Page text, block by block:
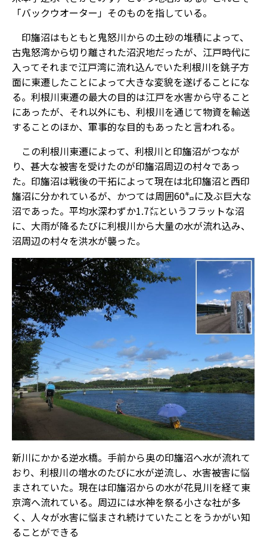
「バックウオーター」そのものを指している。
印旛沼はもともと鬼怒川からの土砂の堆積によって、
古鬼怒湾から切り離された沼沢地だったが、江戸時代に
入ってそれまで江戸湾に流れ込んでいた利根川を銚子方
面に東遷したことによって大きな変貌を遂げることにな
る。利根川東遷の最大の目的は江戸を水害から守ること
にあったが、それ以外にも、利根川を通じて物資を輸送
することのほか、軍事的な目的もあったと言われる。
この利根川東遷によって、利根川と印旛沼がつなが
り、甚大な被害を受けたのが印旛沼周辺の村々であっ
た。印旛沼は戦後の干拓によって現在は北印旛沼と西印
旛沼に分かれているが、かつては周囲60㌔に及ぶ巨大な
沼であった。平均水深わずか1.7㍍というフラットな沼
に、大雨が降るたびに利根川から大量の水が流れ込み、
沼周辺の村々を洪水が襲った。
新川にかかる逆水橋。手前から奥の印旛沼へ水が流れて
おり、利根川の増水のたびに水が逆流し、水害被害に悩
まされていた。現在は印旛沼からの水が花見川を経て東
京湾へ流れている。周辺には水神を祭る小さな社が多
く、人々が水害に悩まされ続けていたことをうかがい知
ることができる